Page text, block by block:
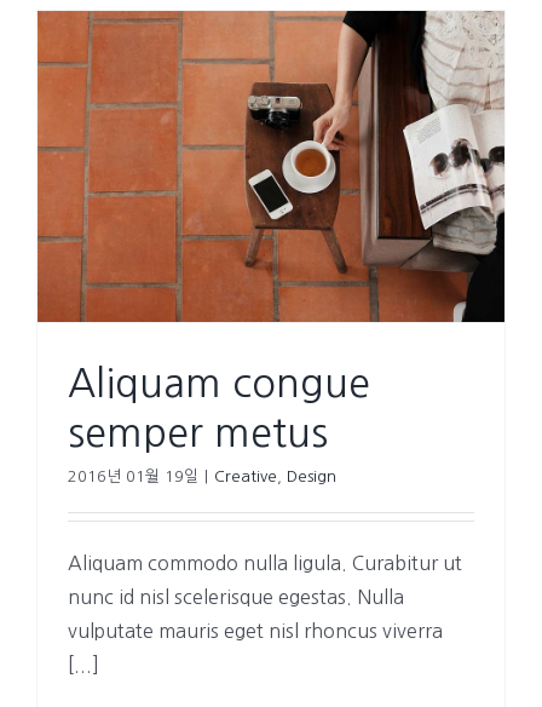
Aliquam congue
semper metus
2016년 01월 19일 Creative Design
Aliquam commodo nulla ligula. Curabitur ut
nunc id nisl scelerisque egestas. Nulla
vulputate mauris eget nisl rhoncus viverra